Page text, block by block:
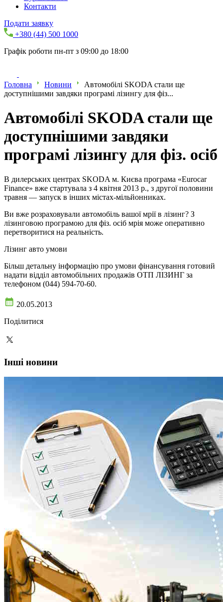
Контакти
Подати заявку
+380 (44) 500 1000
Графік роботи пн-пт з 09:00 до 18:00
Головна Новини
Автомобілі SKODA стали ще
доступнішими завдяки програмі лізингу для фіз...
Автомобілі SKODA стали ще
доступнішими завдяки
програмі лізингу для фіз. осіб
В дилерських центрах SKODA м. Києва програма «Eurocar
Finance» вже стартувала з 4 квітня 2013 р., з другої половини
травня — запуск в інших містах-мільйонниках.
Ви вже розраховували автомобіль вашої мрії в лізинг? З
лізинговою програмою для фіз. осіб мрія може оперативно
перетворитися на реальність.
Лізинг авто умови
Більш детальну інформацію про умови фінансування готовий
надати відділ автомобільних продажів ОТП ЛІЗИНГ за
телефоном (044) 594-70-60.
20.05.2013
Поділитися
Інші новини